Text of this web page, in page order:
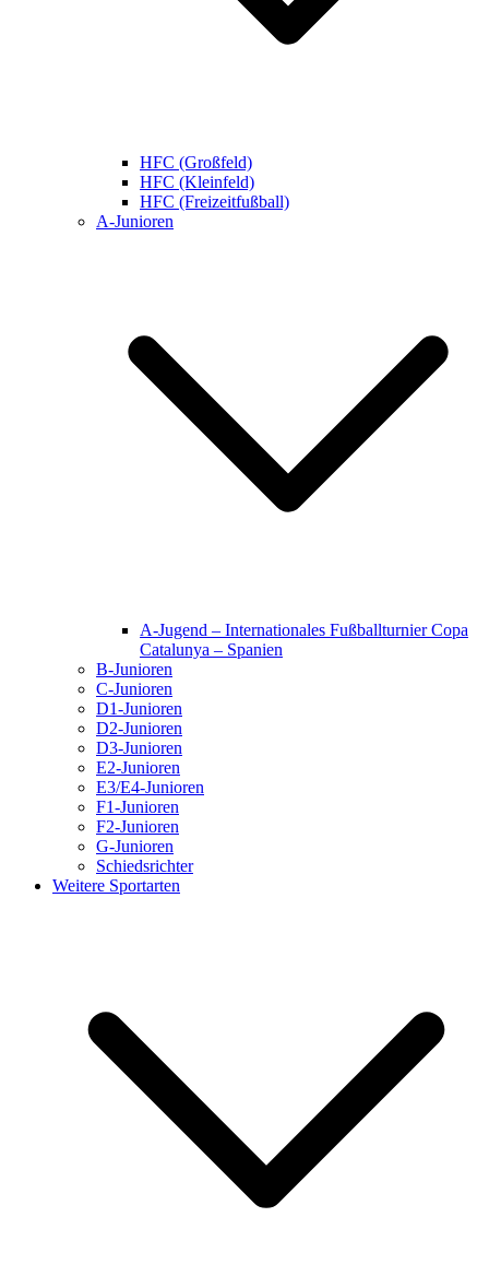
HFC (Großfeld)
HFC (Kleinfeld)
HFC (Freizeitfußball)
A-Junioren
A-Jugend – Internationales Fußballturnier Copa
Catalunya – Spanien
B-Junioren
C-Junioren
D1-Junioren
D2-Junioren
D3-Junioren
E2-Junioren
E3/E4-Junioren
F1-Junioren
F2-Junioren
G-Junioren
Schiedsrichter
Weitere Sportarten